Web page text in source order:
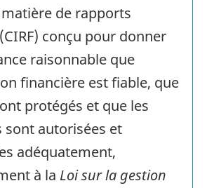
de rapports
CIRF) conçu pour donner
raisonnable que
financière est fiable, que
protégés et que les
sont autorisées et
adéquatement,
à la Loi sur la gestion